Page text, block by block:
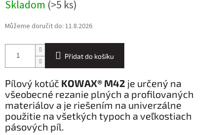
cena:
Skladom (>5 ks)
Můžeme doručit do: 11.8.2026
Přidat do košíku
Pílový kotúč KOWAX® M42 je určený na
všeobecné rezanie plných a profilovaných
materiálov a je riešením na univerzálne
použitie na všetkých typoch a veľkostiach
pásových píl.